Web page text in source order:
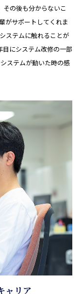
その後も分からないこ
がサポートしてくれま
ステムに触れることが
目にシステム改修の一部
ステムが動いた時の感
ャリア